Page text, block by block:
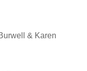
& Karen